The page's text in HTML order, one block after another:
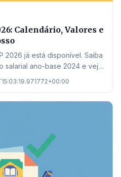
Calendário, Valores e
2026 já está disponível. Saiba
salarial ano-base 2024 e veja